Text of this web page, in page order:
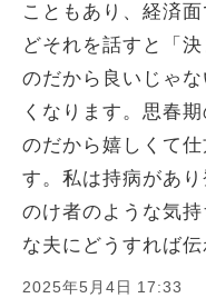
こともあり、経済
どそれを話すと「
のだから良いじゃ
くなります。思春
のだから嬉しくて
す。私は持病があ
のけ者のような気
な夫にどうすれば
2025年5月4日 17:33